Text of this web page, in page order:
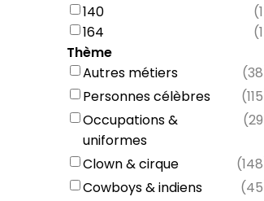
140
(1
164
(1
Thème
Autres métiers
(38
Personnes célèbres
(115
Occupations &
uniformes
(29
Clown & cirque (148
Cowboys & indiens
(45